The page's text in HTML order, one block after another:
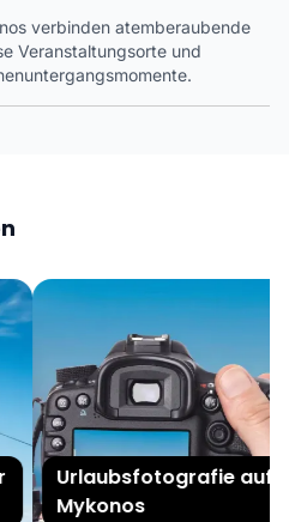
verbinden atemberaubende
Veranstaltungsorte und
Urlaubsfotografie auf
Mykonos